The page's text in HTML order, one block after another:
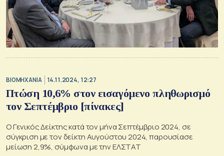
ΒΙΟΜΗΧΑΝΙΑ 14.11.2024, 12:27
Πτώση 10,6% στον εισαγόμενο πληθωρισμό
τον Σεπτέμβριο [πίνακες]
Ο Γενικός Δείκτης κατά τον μήνα Σεπτέμβριο 2024, σε
σύγκριση με τον δείκτη Αυγούστου 2024, παρουσίασε
μείωση 2,9%, σύμφωνα με την ΕΛΣΤΑΤ